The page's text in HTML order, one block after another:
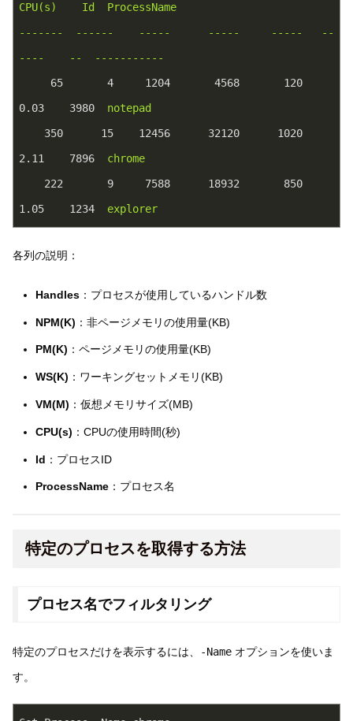
CPU(s)
Id
ProcessName
-------
------ ----- ----- -----
--
----
--
-----------
65
4 1204 4568
120
0.03
3980
notepad
350
15 12456 32120
1020
2.11
7896
chrome
222
9 7588 18932
850
1.05
1234 explorer
各列の説明：
Handles：プロセスが使用しているハンドル数
NPM(K) ：非ページメモリの使用量(KB)
PM(K) ：ページメモリの使用量(KB)
WS(K) ：ワーキングセットメモリ(KB)
VM(M) ：仮想メモリサイズ(MB)
CPU(s) ：CPUの使用時間(秒)
Id ：プロセスID
ProcessName：プロセス名
特定のプロセスを取得する方法
プロセス名でフィルタリング
特定のプロセスだけを表示するには、 -Name オプションを使いま
す。